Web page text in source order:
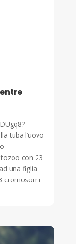
tuba l’uovo
con 23
una figlia
cromosomi